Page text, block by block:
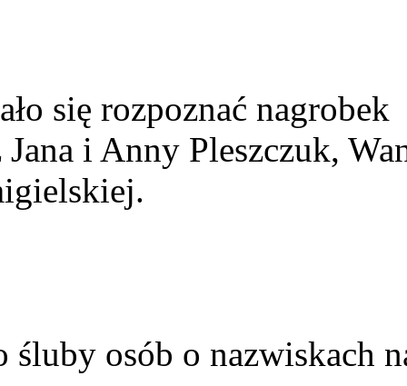
się rozpoznać nagrobek
i Anny Pleszczuk,
śluby osób o nazwiskach